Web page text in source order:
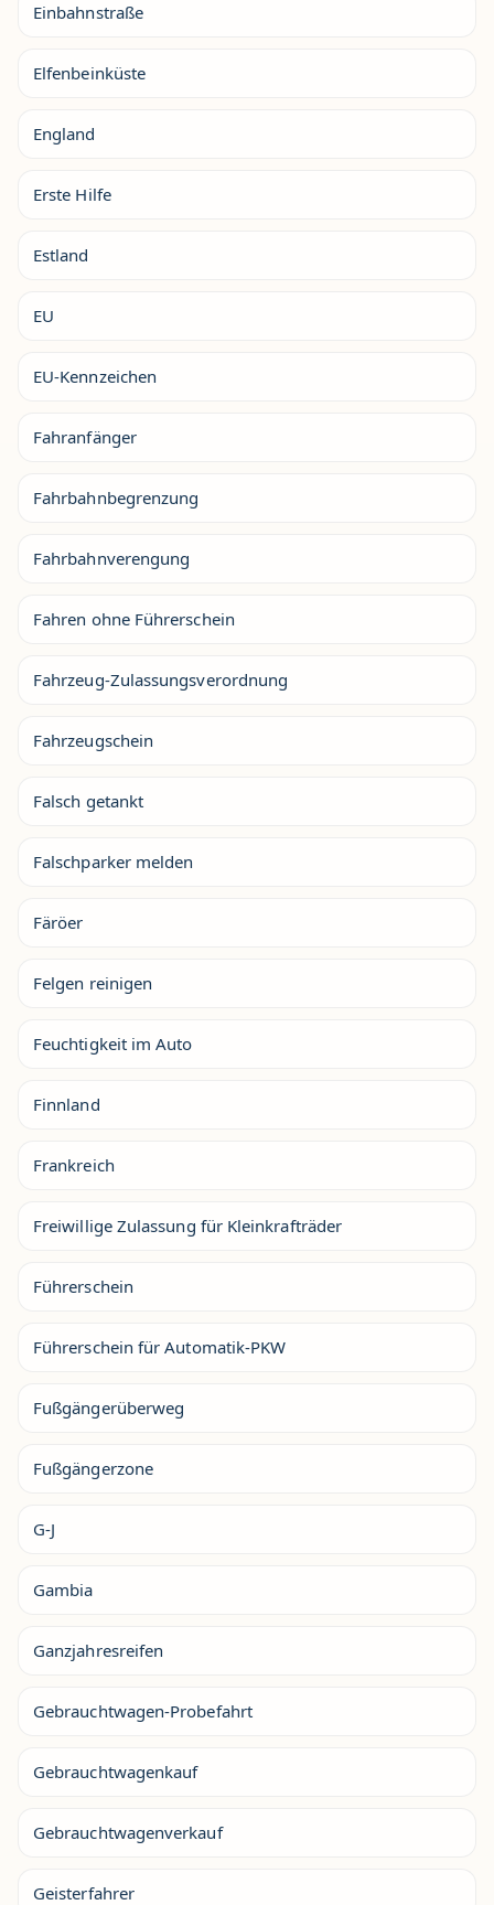
Einbahnstraße
Elfenbeinküste
England
Erste Hilfe
Estland
EU
EU-Kennzeichen
Fahranfänger
Fahrbahnbegrenzung
Fahrbahnverengung
Fahren ohne Führerschein
Fahrzeug-Zulassungsverordnung
Fahrzeugschein
Falsch getankt
Falschparker melden
Färöer
Felgen reinigen
Feuchtigkeit im Auto
Finnland
Frankreich
Freiwillige Zulassung für Kleinkrafträder
Führerschein
Führerschein für Automatik-PKW
Fußgängerüberweg
Fußgängerzone
G-J
Gambia
Ganzjahresreifen
Gebrauchtwagen-Probefahrt
Gebrauchtwagenkauf
Gebrauchtwagenverkauf
Geisterfahrer